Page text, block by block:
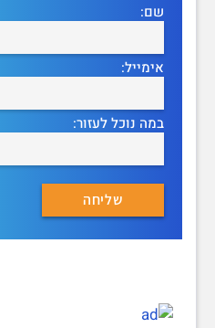
שם:
אימייל:
במה נוכל לעזור: